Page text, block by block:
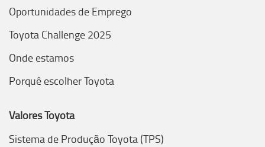
Oportunidades de Emprego
Toyota Challenge 2025
Onde estamos
Porquê escolher Toyota
Valores Toyota
Sistema de Produção Toyota (TPS)